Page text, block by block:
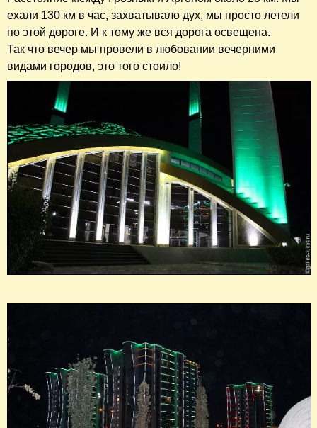
ехали 130 км в час, захватывало дух, мы просто летели
по этой дороге. И к тому же вся дорога освещена.
Так что вечер мы провели в любовании вечерними
видами городов, это того стоило!